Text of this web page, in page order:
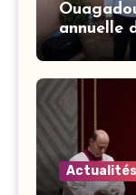
annuelle
défis de
Actualités